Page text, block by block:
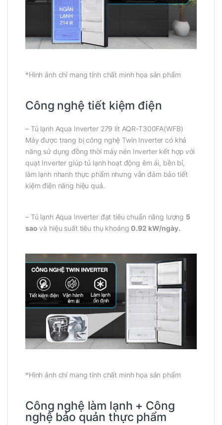
*Hình ảnh chỉ mang tính chất minh họa sản phẩm
Công nghệ tiết kiệm điện
– Tủ lạnh Aqua Inverter 279 lít AQR-T300FA(WFB)
Máy được trang bị công nghệ Twin Inverter có khả
năng sử dụng đồng thời máy nén Inverter kết hợp với
quạt Inverter giúp tủ lạnh hoạt động êm ái, bền bỉ,
làm lạnh nhanh thực phẩm nhưng vẫn đảm bảo tiết
kiệm điện năng hiệu quả.
– Tủ lạnh Aqua Inverter đạt tiêu chuẩn năng lượng 5
sao và hiệu suất tiêu thụ khoảng0.92 kW/ngày.
*Hình ảnh chỉ mang tính chất minh họa sản phẩm
Công nghệ làm lạnh + Công
nghệ bảo quản thực phẩm